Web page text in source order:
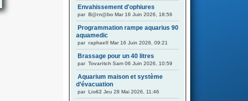
Envahissement d'ophiures
par B@rn@bo Mar 16 Juin 2026, 18:56
Programmation rampe aquarius 90
aquamedic
par raphaell Mar 16 Juin 2026, 09:21
Brassage pour un 40 litres
par Tovaritch Sam 06 Juin 2026, 10:59
Aquarium maison et système
d’évacuation
par Lio62 Jeu 28 Mai 2026, 11:46